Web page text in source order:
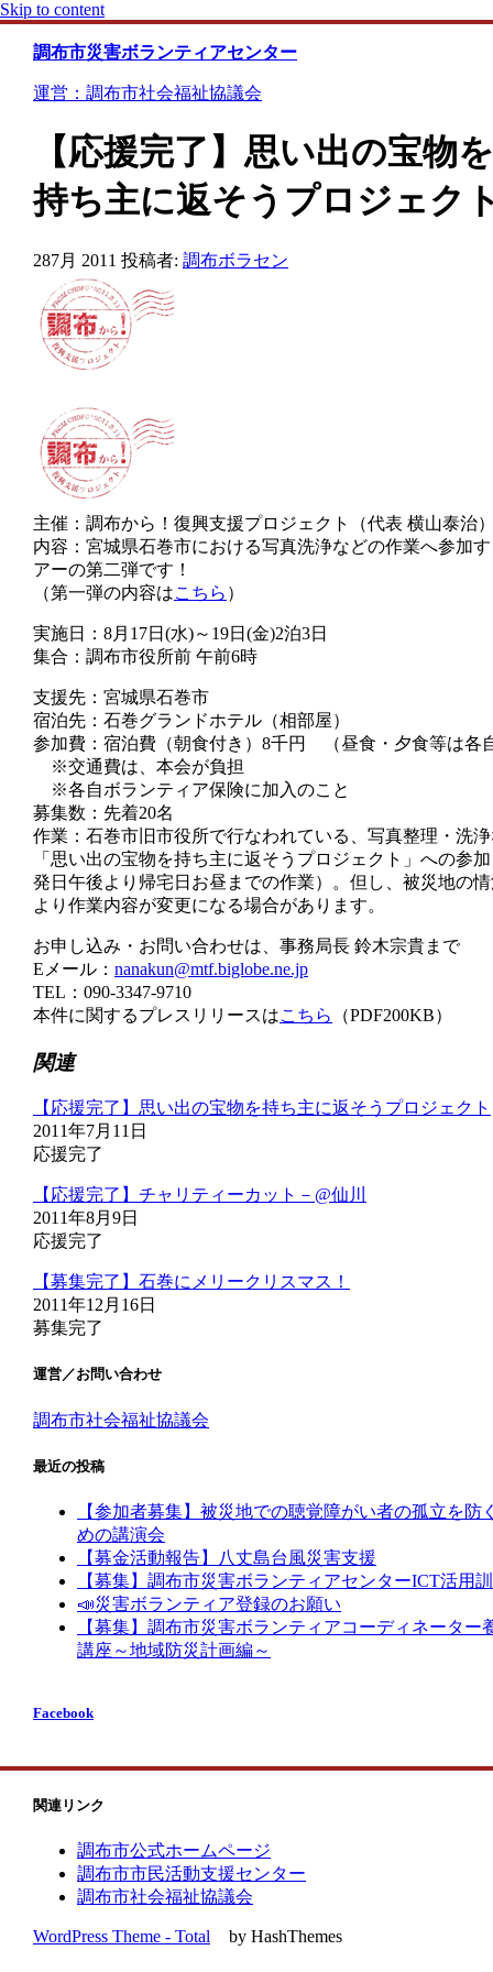
Skip to content
調布市災害ボランティアセンター
運営：調布市社会福祉協議会
【応援完了】思い出の宝物を
持ち主に返そうプロジェク
287月 2011 投稿者: 調布ボラセン
主催：調布から！復興支援プロジェクト（代表 横山泰治
内容：宮城県石巻市における写真洗浄などの作業へ参加
アーの第二弾です！
（第一弾の内容はこちら ）
実施日：8月17日(水)～19日(金)2泊3日
集合：調布市役所前 午前6時
支援先：宮城県石巻市
宿泊先：石巻グランドホテル（相部屋）
参加費：宿泊費（朝食付き）8千円 （昼食・夕食等は各
※交通費は、本会が負担
※各自ボランティア保険に加入のこと
募集数：先着20名
作業：石巻市旧市役所で行なわれている、写真整理・洗
「思い出の宝物を持ち主に返そうプロジェクト」への参
発日午後より帰宅日お昼までの作業）。但し、被災地の
より作業内容が変更になる場合があります。
お申し込み・お問い合わせは、事務局長 鈴木宗貴まで
Eメール： nanakun@mtf.biglobe.ne.jp
TEL：090-3347-9710
本件に関するプレスリリースはこちら （PDF200KB）
関連
【応援完了】思い出の宝物を持ち主に返そうプロジェクト
2011年7月11日
応援完了
【応援完了】チャリティーカット－@仙川
2011年8月9日
応援完了
【募集完了】石巻にメリークリスマス！
2011年12月16日
募集完了
運営／お問い合わせ
調布市社会福祉協議会
最近の投稿
【参加者募集】被災地での聴覚障がい者の孤立を防
めの講演会
【募金活動報告】八丈島台風災害支援
【募集】調布市災害ボランティアセンターICT活用
📣災害ボランティア登録のお願い
【募集】調布市災害ボランティアコーディネーター
講座～地域防災計画編～
Facebook
関連リンク
調布市公式ホームページ
調布市市民活動支援センター
調布市社会福祉協議会
WordPress Theme - Total by HashThemes